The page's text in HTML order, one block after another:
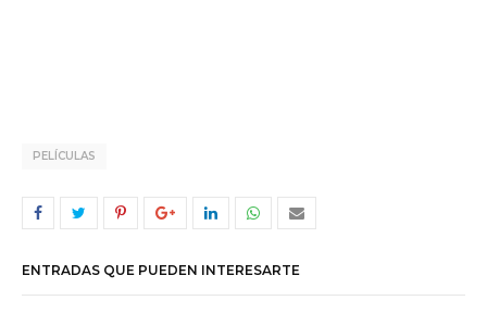
PELÍCULAS
ENTRADAS QUE PUEDEN INTERESARTE